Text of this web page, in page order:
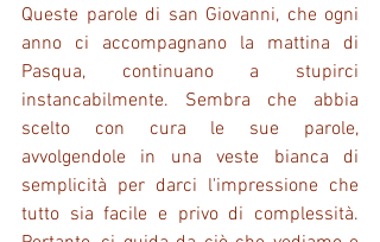
Queste parole di san Giovanni, che ogni
anno ci accompagnano la mattina di
Pasqua, continuano a stupirci
instancabilmente. Sembra che abbia
scelto con cura le sue parole,
avvolgendole in una veste bianca di
semplicità per darci l'impressione che
tutto sia facile e privo di complessità.